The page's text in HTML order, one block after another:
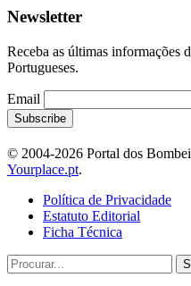
Newsletter
Receba as últimas informações
Portugueses.
Email
© 2004-2026 Portal dos
Yourplace.pt.
Política de Privacidade
Estatuto Editorial
Ficha Técnica